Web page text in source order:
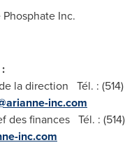
Inc.
la direction Tél. :
inc.com
des finances Tél. :
inc.com